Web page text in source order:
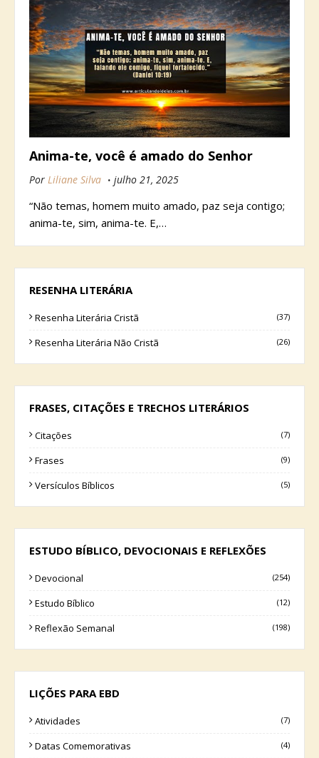
Anima-te, você é amado do Senhor
Por Liliane Silva julho 21, 2025
“Não temas, homem muito amado, paz seja contigo;
anima-te, sim, anima-te. E,…
RESENHA LITERÁRIA
Resenha Literária Cristã (37)
Resenha Literária Não Cristã (26)
FRASES, CITAÇÕES E TRECHOS LITERÁRIOS
Citações (7)
Frases (9)
Versículos Bíblicos (5)
ESTUDO BÍBLICO, DEVOCIONAIS E REFLEXÕES
Devocional (254)
Estudo Bíblico (12)
Reflexão Semanal (198)
LIÇÕES PARA EBD
Atividades (7)
Datas Comemorativas (4)